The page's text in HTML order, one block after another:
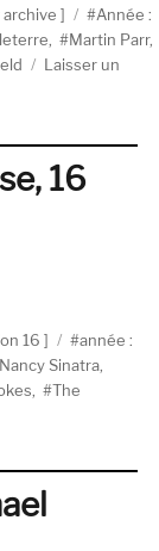
Année :
Martin Parr,
Laisser un
16
16 Étiquettes
année :
Nancy Sinatra
The